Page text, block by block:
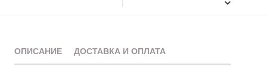
ОПИСАНИЕ ДОСТАВКА И ОПЛАТА